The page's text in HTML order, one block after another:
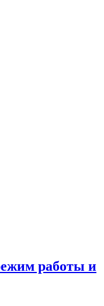
работы и